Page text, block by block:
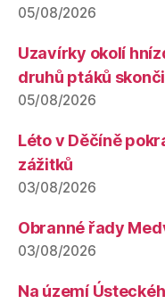
05/08/2026
Uzavírky okolí
druhů ptáků
05/08/2026
Léto v Děčíně
zážitků
03/08/2026
Obranné řady
03/08/2026
Na území